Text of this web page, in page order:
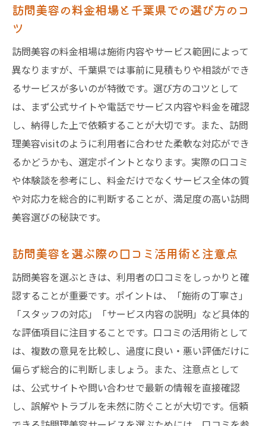
口コミから見える千葉県の訪問美容の特徴
密
訪問美容の体験談に見る千葉県独自の傾向
口コミから読み解く訪問美容のサービス品
質
訪問美容の口コミで注目される千葉県の強
み
利用者が語る千葉県の訪問美容の特徴と選
び方
訪問美容の評判から見える千葉県の利用事
情
介護美容にも役立つ訪問美容の最新動向
は
千葉県で注目の介護美容と訪問美容の連携
事例
訪問美容の最新トレンドと介護現場での活
用法
介護美容の現場で求められる訪問美容の特
徴
訪問美容の料金相場と千葉県での選び方のコ
ツ
訪問美容の料金相場は施術内容やサービス範囲によって
異なりますが、千葉県では事前に見積もりや相談ができ
るサービスが多いのが特徴です。選び方のコツとして
は、まず公式サイトや電話でサービス内容や料金を確認
し、納得した上で依頼することが大切です。また、訪問
理美容visitのように利用者に合わせた柔軟な対応ができ
るかどうかも、選定ポイントとなります。実際の口コミ
や体験談を参考にし、料金だけでなくサービス全体の質
や対応力を総合的に判断することが、満足度の高い訪問
美容選びの秘訣です。
訪問美容を選ぶ際の口コミ活用術と注意点
訪問美容を選ぶときは、利用者の口コミをしっかりと確
認することが重要です。ポイントは、「施術の丁寧さ」
「スタッフの対応」「サービス内容の説明」など具体的
な評価項目に注目することです。口コミの活用術として
は、複数の意見を比較し、過度に良い・悪い評価だけに
偏らず総合的に判断しましょう。また、注意点として
は、公式サイトや問い合わせで最新の情報を直接確認
し、誤解やトラブルを未然に防ぐことが大切です。信頼